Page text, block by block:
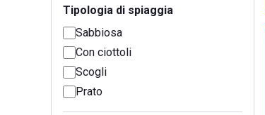
Tipologia di spiaggia
Sabbiosa
Con ciottoli
Scogli
Prato